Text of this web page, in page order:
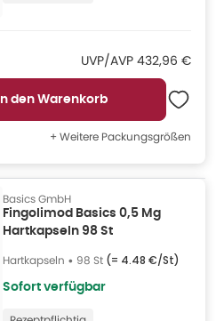
UVP/AVP UVP/AVP:
432,96 €
In den Warenkorb
+ Weitere Packungsgrößen
Basics GmbH
Fingolimod Basics 0,5 Mg
Hartkapseln 98 St
Hartkapseln • 98 St (= 4.48 €/St)
Sofort verfügbar